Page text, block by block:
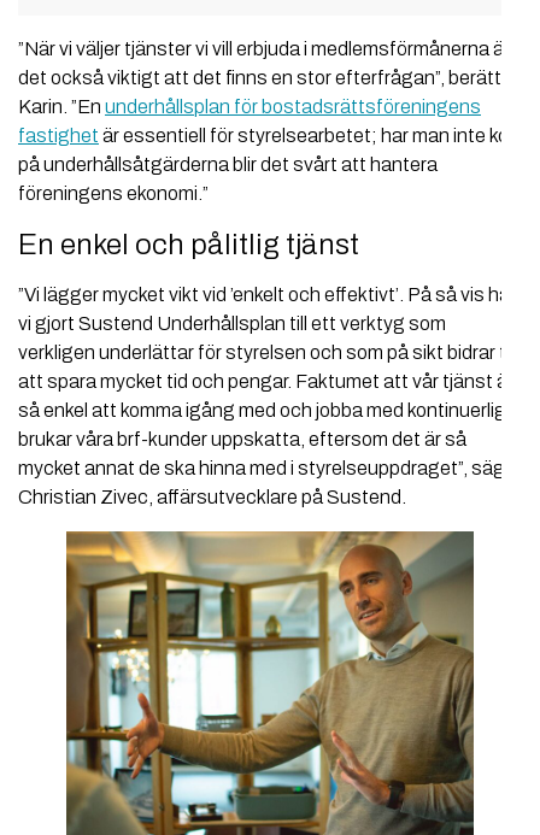
”När vi väljer tjänster vi vill erbjuda i medlemsförmånerna är
det också viktigt att det finns en stor efterfrågan”, berättar
Karin. ”En underhållsplan för bostadsrättsföreningens
fastighet är essentiell för styrelsearbetet; har man inte koll
på underhållsåtgärderna blir det svårt att hantera
föreningens ekonomi.”
En enkel och pålitlig tjänst
”Vi lägger mycket vikt vid ’enkelt och effektivt’. På så vis har
vi gjort Sustend Underhållsplan till ett verktyg som
verkligen underlättar för styrelsen och som på sikt bidrar till
att spara mycket tid och pengar. Faktumet att vår tjänst är
så enkel att komma igång med och jobba med kontinuerligt
brukar våra brf-kunder uppskatta, eftersom det är så
mycket annat de ska hinna med i styrelseuppdraget”, säger
Christian Zivec, affärsutvecklare på Sustend.